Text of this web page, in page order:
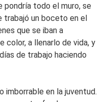
pondría todo el muro, se
trabajó un boceto en el
que se iban a
color, a llenarlo de vida, y
de trabajo haciendo
imborrable en la juventud.